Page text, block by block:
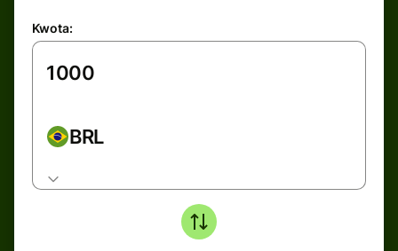
Kwota:
BRL